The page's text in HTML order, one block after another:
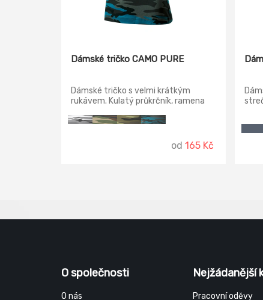
Dámské tričko CAMO PURE
Dámské tričko s velmi krátkým
rukávem. Kulatý průkrčník, ramena
Projmutý střih zvýrazňuje dámskou
od 165 Kč
O společnosti
O nás
Nejžádanější
Pracovní oděvy